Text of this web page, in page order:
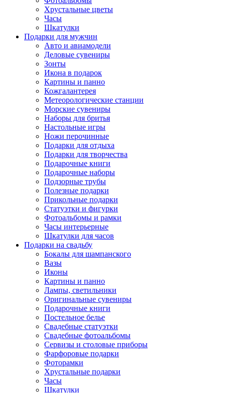
Хрустальные цветы
Часы
Шкатулки
Подарки для мужчин
Авто и авиамодели
Деловые сувениры
Зонты
Икона в подарок
Картины и панно
Кожгалантерея
Метеорологические станции
Морские сувениры
Наборы для бритья
Настольные игры
Ножи перочинные
Подарки для отдыха
Подарки для творчества
Подарочные книги
Подарочные наборы
Подзорные трубы
Полезные подарки
Прикольные подарки
Статуэтки и фигурки
Фотоальбомы и рамки
Часы интерьерные
Шкатулки для часов
Подарки на свадьбу
Бокалы для шампанского
Вазы
Иконы
Картины и панно
Лампы, светильники
Оригинальные сувениры
Подарочные книги
Постельное белье
Свадебные статуэтки
Свадебные фотоальбомы
Сервизы и столовые приборы
Фарфоровые подарки
Фоторамки
Хрустальные подарки
Часы
Шкатулки